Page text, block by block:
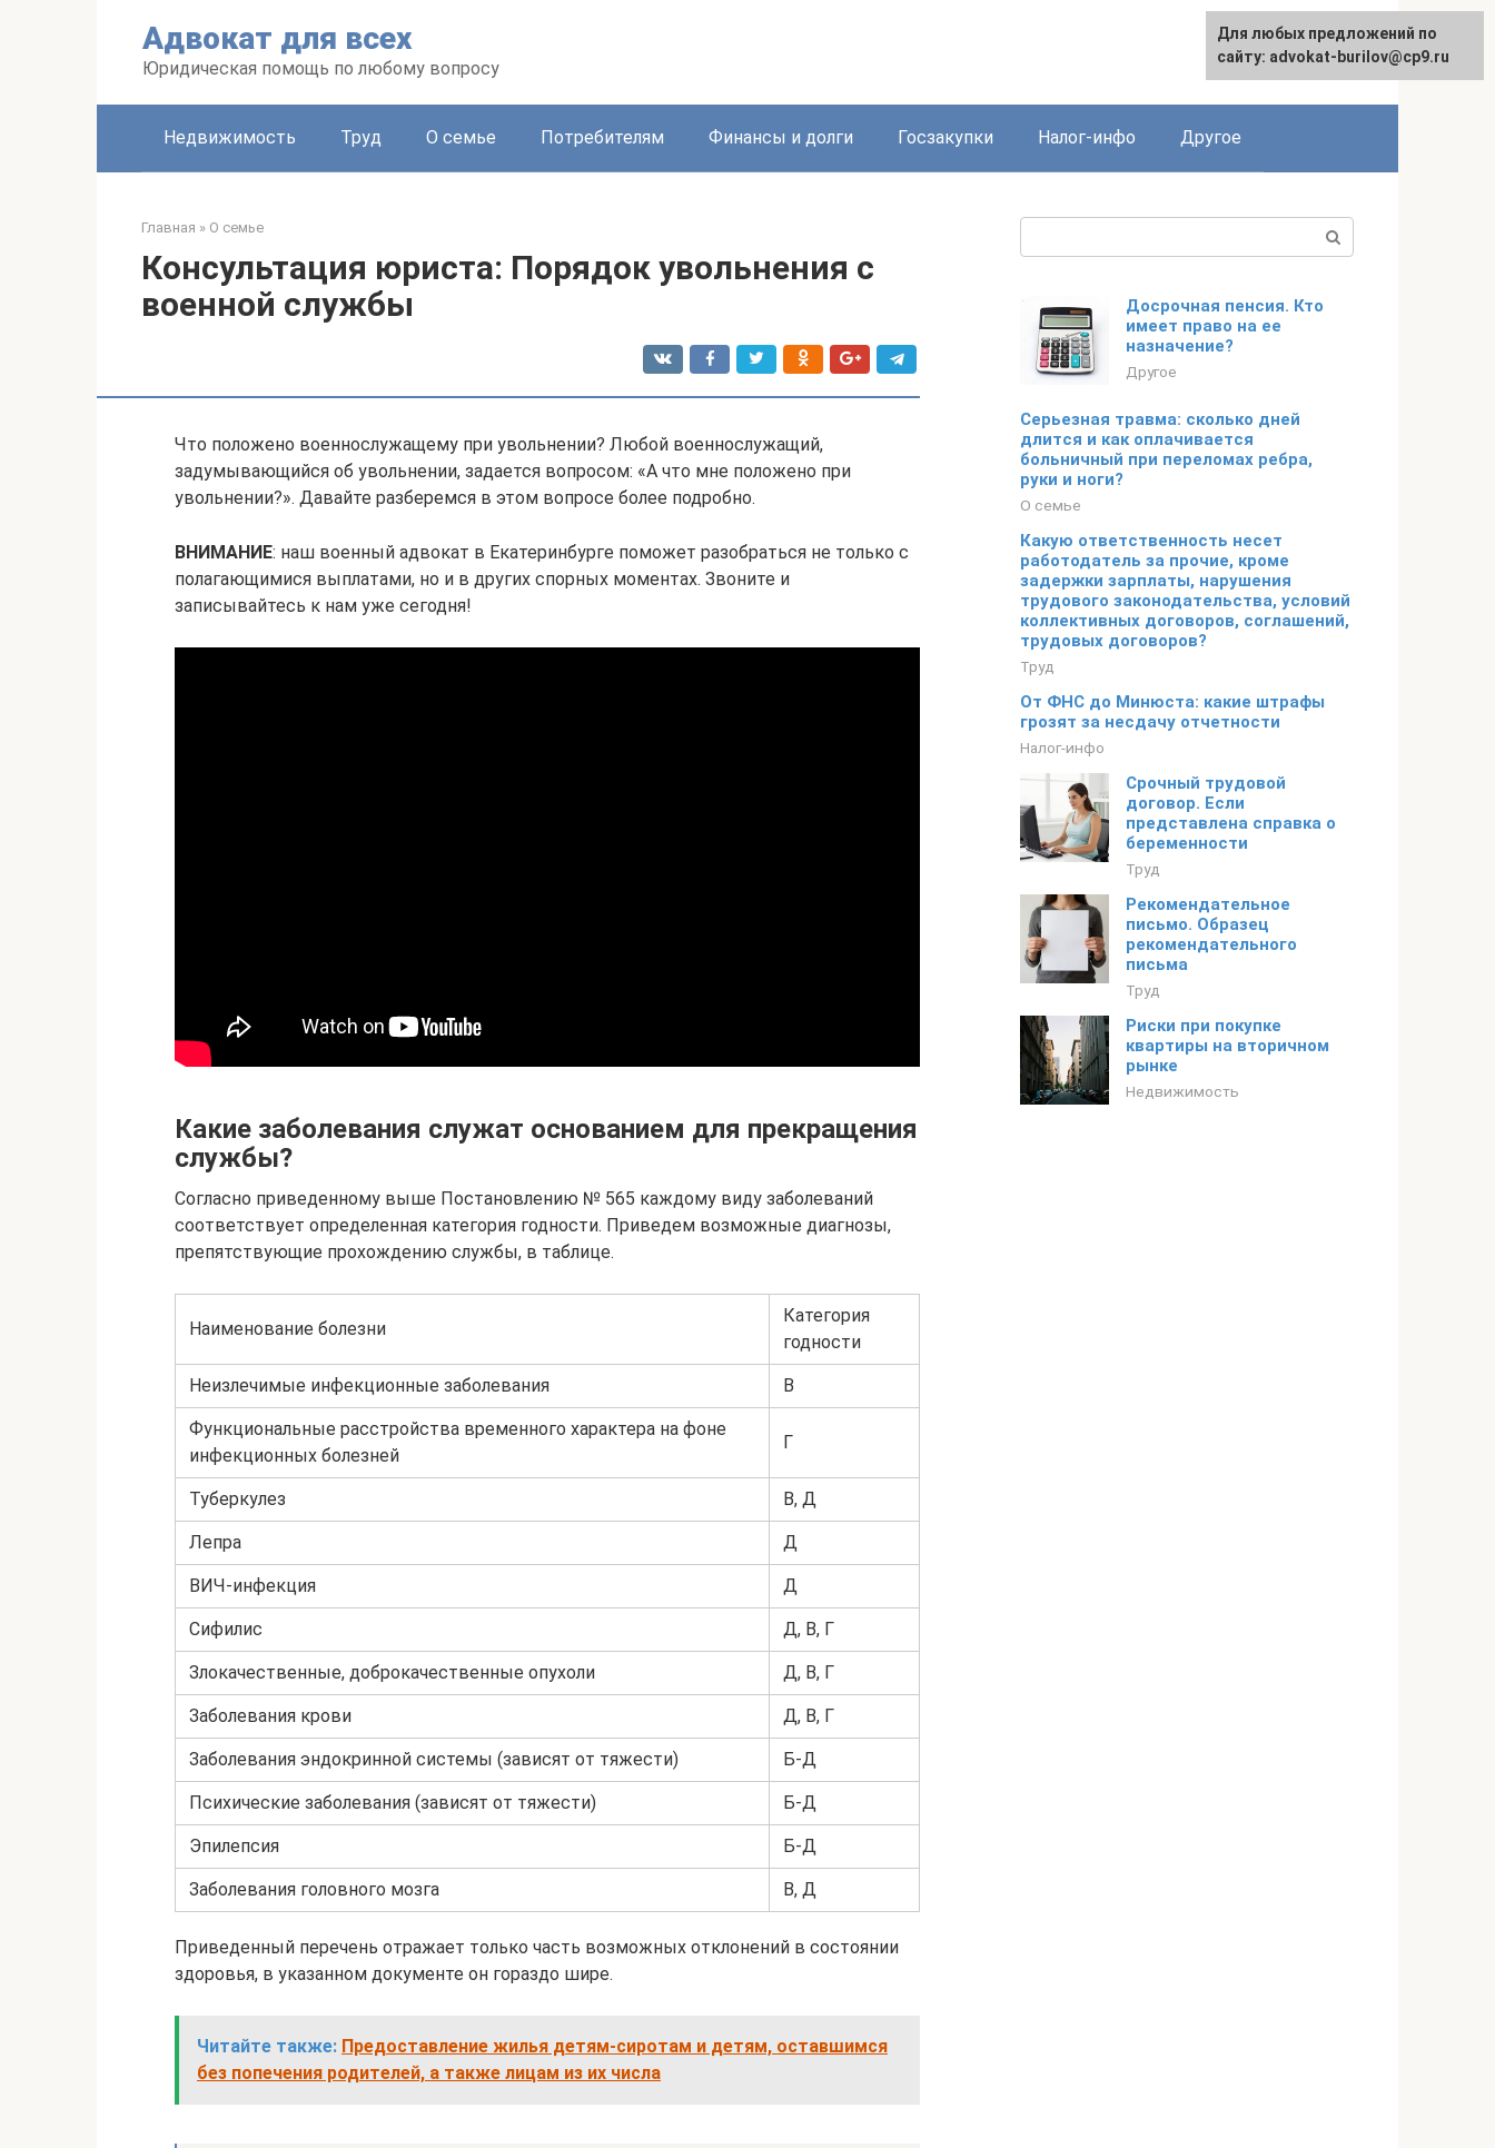
Адвокат для всех
Юридическая помощь по любому вопросу
English
Недвижимость Труд О семье Потребителям Финансы и долги Госзакупки Налог-инфо Другое
Главная » О семье
Консультация юриста: Порядок увольнения с
военной службы
Что положено военнослужащему при увольнении? Любой военнослужащий,
задумывающийся об увольнении, задается вопросом: «А что мне положено при
увольнении?». Давайте разберемся в этом вопросе более подробно.
ВНИМАНИЕ: наш военный адвокат в Екатеринбурге поможет разобраться не только с
полагающимися выплатами, но и в других спорных моментах. Звоните и
записывайтесь к нам уже сегодня!
Какие заболевания служат основанием для прекращения
службы?
Согласно приведенному выше Постановлению № 565 каждому виду заболеваний
соответствует определенная категория годности. Приведем возможные диагнозы,
препятствующие прохождению службы, в таблице.
Наименование болезни
Категория
годности
Неизлечимые инфекционные заболевания В
Функциональные расстройства временного характера на фоне
инфекционных болезней
Г
Туберкулез В, Д
Лепра Д
ВИЧ-инфекция Д
Сифилис Д, В, Г
Злокачественные, доброкачественные опухоли Д, В, Г
Заболевания крови Д, В, Г
Заболевания эндокринной системы (зависят от тяжести) Б-Д
Психические заболевания (зависят от тяжести) Б-Д
Эпилепсия Б-Д
Заболевания головного мозга В, Д
Приведенный перечень отражает только часть возможных отклонений в состоянии
здоровья, в указанном документе он гораздо шире.
Читайте также: Предоставление жилья детям-сиротам и детям, оставшимся
без попечения родителей, а также лицам из их числа
Досрочная пенсия. Кто
имеет право на ее
назначение?
Другое
Серьезная травма: сколько дней
длится и как оплачивается
больничный при переломах ребра,
руки и ноги?
О семье
Какую ответственность несет
работодатель за прочие, кроме
задержки зарплаты, нарушения
трудового законодательства, условий
коллективных договоров, соглашений,
трудовых договоров?
Труд
От ФНС до Минюста: какие штрафы
грозят за несдачу отчетности
Налог-инфо
Срочный трудовой
договор. Если
представлена справка о
беременности
Труд
Рекомендательное
письмо. Образец
рекомендательного
письма
Труд
Риски при покупке
квартиры на вторичном
рынке
Недвижимость
Для любых предложений по
сайту: advokat-burilov@cp9.ru